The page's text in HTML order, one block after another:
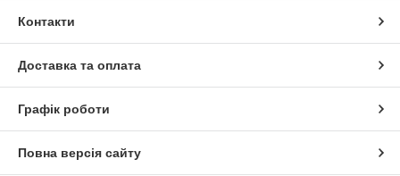
Контакти
Доставка та оплата
Графік роботи
Повна версія сайту